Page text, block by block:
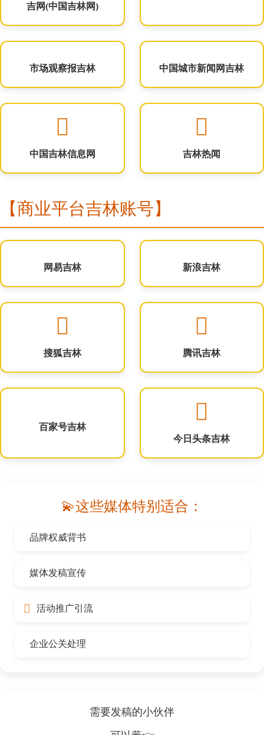
吉网(中国吉林网)
市场观察报吉林 中国城市新闻网吉林
中国吉林信息网 吉林热闻
【商业平台吉林账号】
网易吉林 新浪吉林
搜狐吉林 腾讯吉林
百家号吉林
今日头条吉林
💫这些媒体特别适合：
品牌权威背书
媒体发稿宣传
活动推广引流
企业公关处理
需要发稿的小伙伴